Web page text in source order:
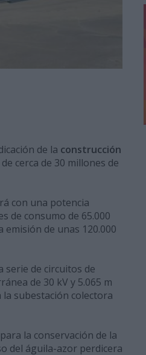
nórdicos
de la construcción
cerca de 30 millones de
con una potencia
de consumo de 65.000
de unas 120.000
serie de circuitos de
de 30 kV y 5.065 m
subestación colectora
la conservación de la
del águila-azor perdicera